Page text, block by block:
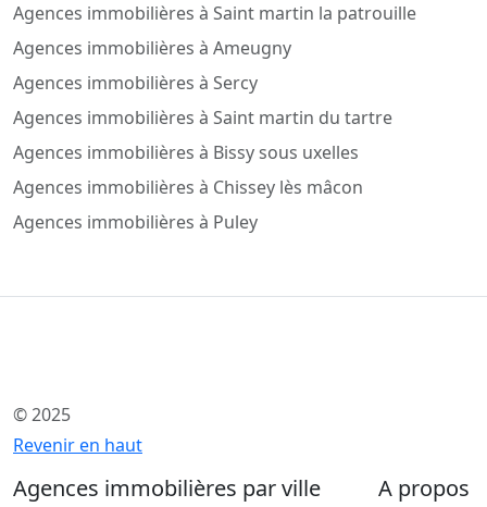
Agences immobilières à Saint martin la patrouille
Agences immobilières à Ameugny
Agences immobilières à Sercy
Agences immobilières à Saint martin du tartre
Agences immobilières à Bissy sous uxelles
Agences immobilières à Chissey lès mâcon
Agences immobilières à Puley
© 2025
Revenir en haut
Agences immobilières par ville A propos